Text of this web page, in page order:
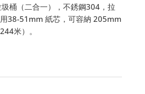
桶（二合一），不銹鋼304，拉
38-51mm 紙芯，可容納 205mm
米）。